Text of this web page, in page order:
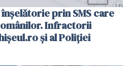
prin SMS care
Infractorii
și al Poliției